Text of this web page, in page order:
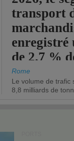
transport
enregistré
de 2,7 %
chiffre
Rome
Le volume de trafic
8,8 milliards de